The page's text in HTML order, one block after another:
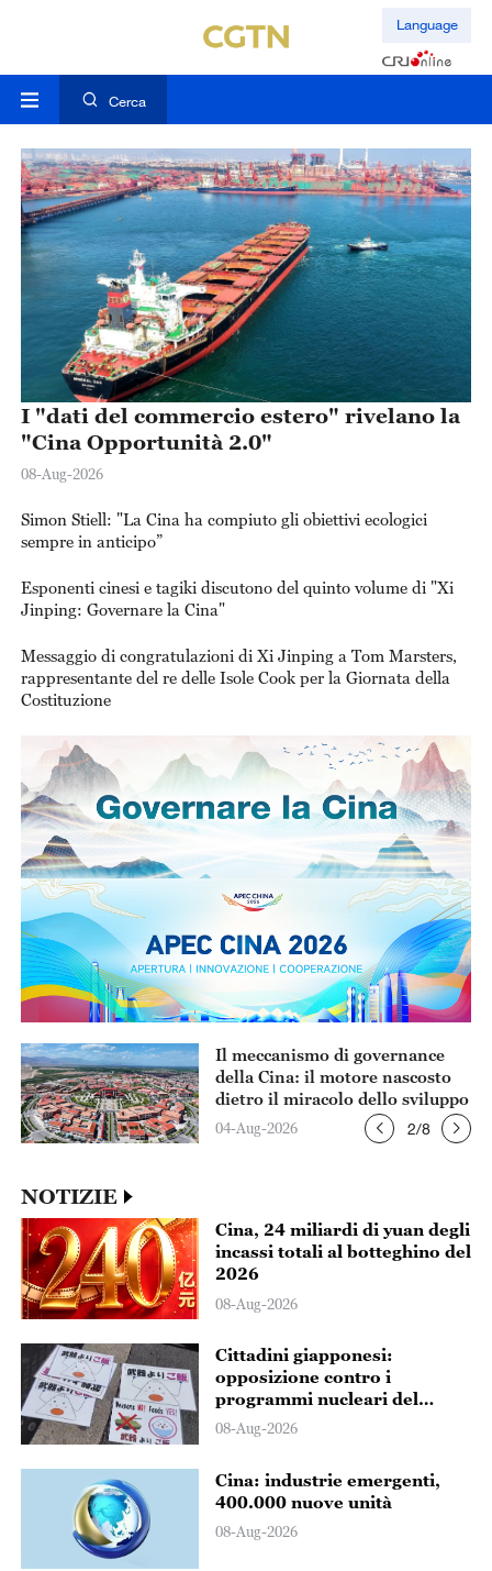
Language
Cerca
I "dati del commercio estero" rivelano la
"Cina Opportunità 2.0"
08-Aug-2026
Simon Stiell: "La Cina ha compiuto gli obiettivi ecologici
sempre in anticipo”
Esponenti cinesi e tagiki discutono del quinto volume di "Xi
Jinping: Governare la Cina"
Messaggio di congratulazioni di Xi Jinping a Tom Marsters,
rappresentante del re delle Isole Cook per la Giornata della
Costituzione
Il meccanismo di governance
della Cina: il motore nascosto
dietro il miracolo dello sviluppo
04-Aug-2026 2/8
NOTIZIE
Cina, 24 miliardi di yuan degli
incassi totali al botteghino del
2026
08-Aug-2026
Cittadini giapponesi:
opposizione contro i
programmi nucleari del
governo di Sanae Takaichi
08-Aug-2026
Cina: industrie emergenti,
400.000 nuove unità
08-Aug-2026